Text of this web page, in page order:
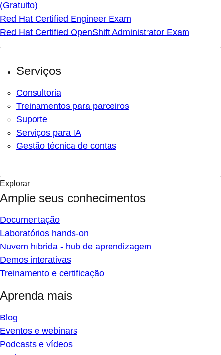
(Gratuito)
Red Hat Certified Engineer Exam
Red Hat Certified OpenShift Administrator Exam
Serviços
Consultoria
Treinamentos para parceiros
Suporte
Serviços para IA
Gestão técnica de contas
Explorar
Amplie seus conhecimentos
Documentação
Laboratórios hands-on
Nuvem híbrida - hub de aprendizagem
Demos interativas
Treinamento e certificação
Aprenda mais
Blog
Eventos e webinars
Podcasts e vídeos